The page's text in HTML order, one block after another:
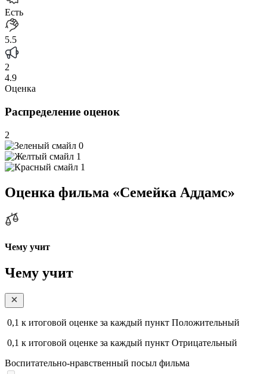
Есть
5.5
2
4.9
Оценка
Распределение оценок
2
0
1
1
Оценка фильма «Семейка Аддамс»
Чему учит
Чему учит
0,1 к итоговой оценке за каждый пункт Положительный
0,1 к итоговой оценке за каждый пункт Отрицательный
Воспитательно-нравственный посыл фильма